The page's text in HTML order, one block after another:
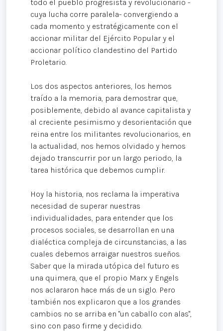
todo el pueblo progresista y revolucionario -
cuya lucha corre paralela- convergiendo a
cada momento y estratégicamente con el
accionar militar del Ejército Popular y el
accionar político clandestino del Partido
Proletario.
Los dos aspectos anteriores, los hemos
traído a la memoria, para demostrar que,
posiblemente, debido al avance capitalista y
al creciente pesimismo y desorientación que
reina entre los militantes revolucionarios, en
la actualidad, nos hemos olvidado y hemos
dejado transcurrir por un largo periodo, la
tarea histórica que debemos cumplir.
Hoy la historia, nos reclama la imperativa
necesidad de superar nuestras
individualidades, para entender que los
procesos sociales, se desarrollan en una
dialéctica compleja de circunstancias, a las
cuales debemos arraigar nuestros sueños.
Saber que la mirada utópica del futuro es
una quimera, que el propio Marx y Engels
nos aclararon hace más de un siglo. Pero
también nos explicaron que a los grandes
cambios no se arriba en "un caballo con alas",
sino con paso firme y decidido.